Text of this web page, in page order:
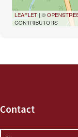
LEAFLET | ©
CONTRIBUTORS
Contact